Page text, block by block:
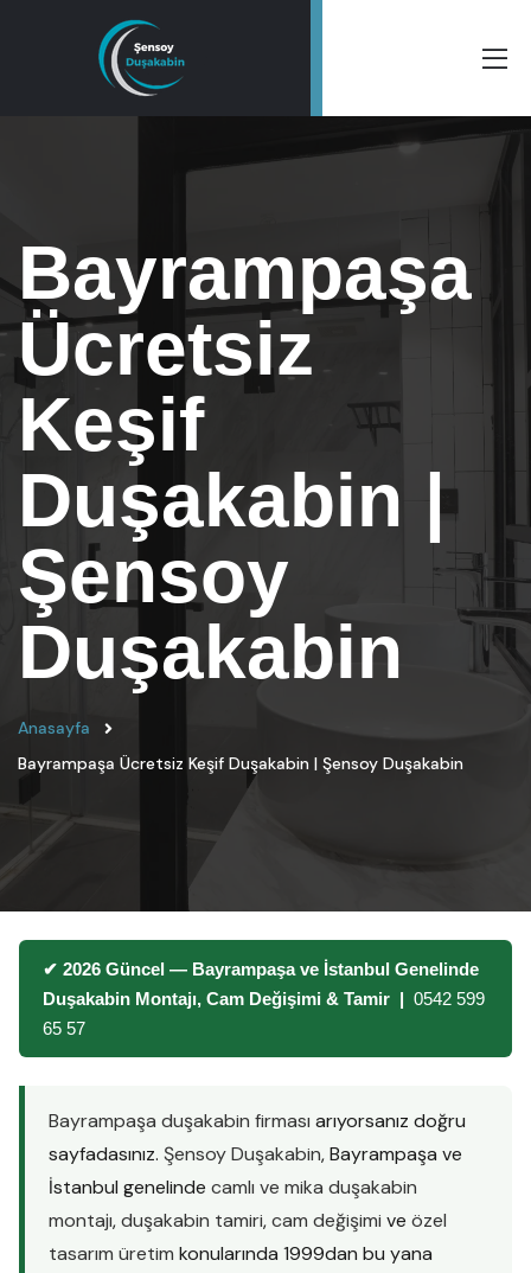
Bayrampaşa
Ücretsiz
Keşif
Duşakabin |
Şensoy
Duşakabin
Anasayfa
Bayrampaşa Ücretsiz Keşif Duşakabin | Şensoy Duşakabin
✔ 2026 Güncel — Bayrampaşa ve İstanbul Genelinde
Duşakabin Montajı, Cam Değişimi & Tamir | 0542 599
65 57
Bayrampaşa duşakabin firması arıyorsanız doğru
sayfadasınız. Şensoy Duşakabin, Bayrampaşa ve
İstanbul genelinde camlı ve mika duşakabin
montajı,duşakabin tamiri,cam değişimi ve özel
tasarım üretim konularında 1999dan bu yana